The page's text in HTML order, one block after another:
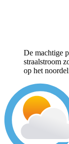
De machtige
straalstroom
op het